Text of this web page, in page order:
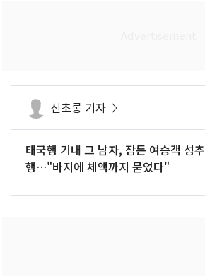
신초롱 기자
태국행 기내 그 남자, 잠든 여승객 성추
행…"바지에 체액까지 묻었다"